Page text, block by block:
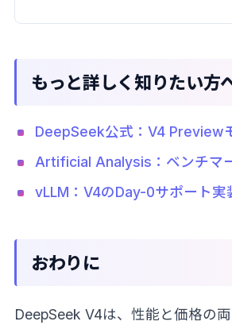
もっと詳しく知りたい方
DeepSeek公式：V4 Preview
Artificial Analysis：ベンチマ
vLLM：V4のDay-0サポート実
おわりに
DeepSeek V4は、性能と価格の